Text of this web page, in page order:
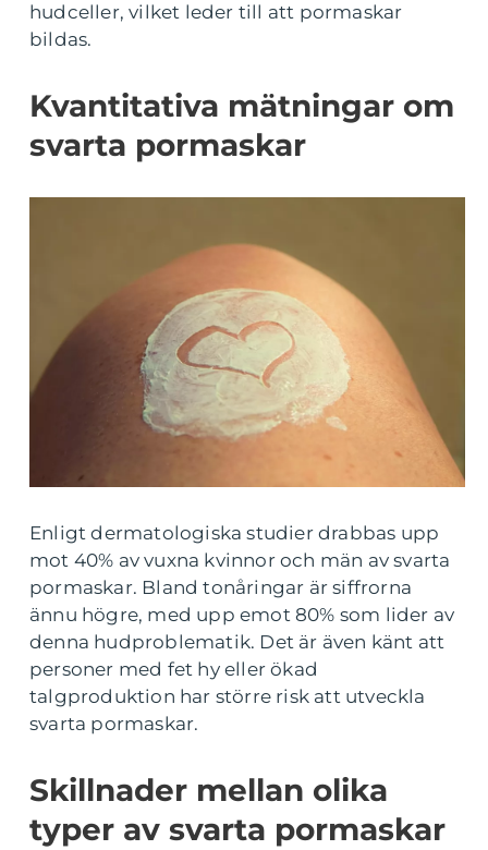
hudceller, vilket leder till att pormaskar
bildas.
Kvantitativa mätningar om
svarta pormaskar
Enligt dermatologiska studier drabbas upp
mot 40% av vuxna kvinnor och män av svarta
pormaskar. Bland tonåringar är siffrorna
ännu högre, med upp emot 80% som lider av
denna hudproblematik. Det är även känt att
personer med fet hy eller ökad
talgproduktion har större risk att utveckla
svarta pormaskar.
Skillnader mellan olika
typer av svarta pormaskar